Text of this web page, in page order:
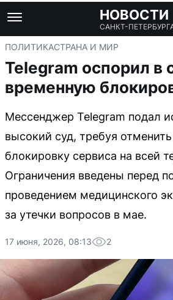
НОВОСТИ
САНКТ-
ПОЛИТИКАСТРАНА И МИР
Telegram оспорил в
временную
Мессенджер Telegram подал
высокий суд, требуя
блокировку сервиса на всей
Ограничения введены перед
проведением медицинского
за утечки вопросов в мае.
17 июня, 2026, 08:13 2